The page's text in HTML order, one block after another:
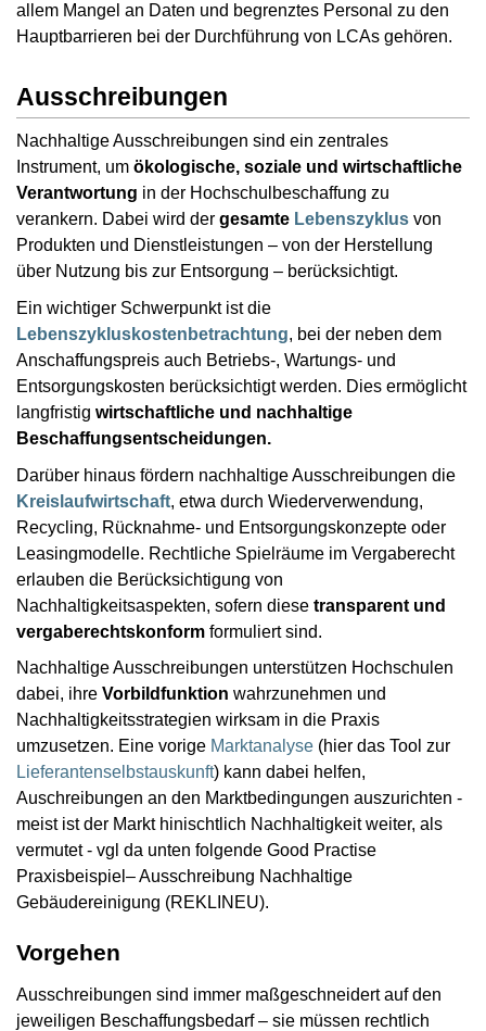
allem Mangel an Daten und begrenztes Personal zu den
Hauptbarrieren bei der Durchführung von LCAs gehören.
Ausschreibungen
Nachhaltige Ausschreibungen sind ein zentrales
Instrument, um ökologische, soziale und wirtschaftliche
Verantwortung in der Hochschulbeschaffung zu
verankern. Dabei wird der gesamte Lebenszyklus von
Produkten und Dienstleistungen – von der Herstellung
über Nutzung bis zur Entsorgung – berücksichtigt.
Ein wichtiger Schwerpunkt ist die
Lebenszykluskostenbetrachtung, bei der neben dem
Anschaffungspreis auch Betriebs-, Wartungs- und
Entsorgungskosten berücksichtigt werden. Dies ermöglicht
langfristig wirtschaftliche und nachhaltige
Beschaffungsentscheidungen.
Darüber hinaus fördern nachhaltige Ausschreibungen die
Kreislaufwirtschaft, etwa durch Wiederverwendung,
Recycling, Rücknahme- und Entsorgungskonzepte oder
Leasingmodelle. Rechtliche Spielräume im Vergaberecht
erlauben die Berücksichtigung von
Nachhaltigkeitsaspekten, sofern diese transparent und
vergaberechtskonform formuliert sind.
Nachhaltige Ausschreibungen unterstützen Hochschulen
dabei, ihre Vorbildfunktion wahrzunehmen und
Nachhaltigkeitsstrategien wirksam in die Praxis
umzusetzen. Eine vorige Marktanalyse (hier das Tool zur
Lieferantenselbstauskunft) kann dabei helfen,
Auschreibungen an den Marktbedingungen auszurichten -
meist ist der Markt hinischtlich Nachhaltigkeit weiter, als
vermutet - vgl da unten folgende Good Practise
Praxisbeispiel– Ausschreibung Nachhaltige
Gebäudereinigung (REKLINEU).
Vorgehen
Ausschreibungen sind immer maßgeschneidert auf den
jeweiligen Beschaffungsbedarf – sie müssen rechtlich